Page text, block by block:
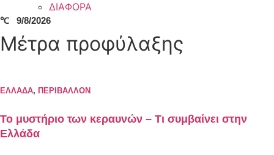
ΔΙΑΦΟΡΑ
℃ 9/8/2026
Μέτρα προφύλαξης
ΕΛΛΑΔΑ, ΠΕΡΙΒΑΛΛΟΝ
Το μυστήριο των κεραυνών – Τι συμβαίνει στην
Ελλάδα